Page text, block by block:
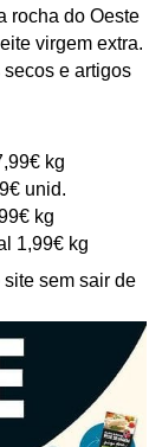
rocha do Oeste
virgem extra.
e artigos
kg
unid.
kg
1,99€ kg
sem sair de